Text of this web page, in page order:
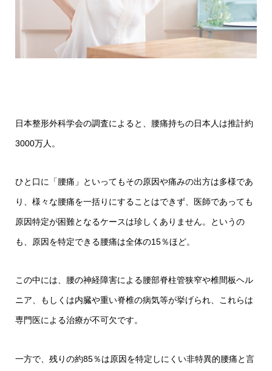
日本整形外科学会の調査によると、腰痛持ちの日本人は推計約
3000万人。
ひと口に「腰痛」といってもその原因や痛みの出方は多様であ
り、様々な腰痛を一括りにすることはできず、医師であっても
原因特定が困難となるケースは珍しくありません。というの
も、原因を特定できる腰痛は全体の15％ほど。
この中には、腰の神経障害による腰部脊柱管狭窄や椎間板ヘル
ニア、もしくは内臓や重い脊椎の病気等が挙げられ、これらは
専門医による治療が不可欠です。
一方で、残りの約85％は原因を特定しにくい非特異的腰痛と言